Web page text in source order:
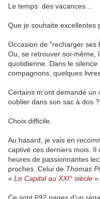
Le temps des vacances…
Que je souhaite excellentes
Occasion de "recharger ses
Ou, se retrouver soi-même,
quotidienne. Dans le
compagnons, quelques
Certains m’ont demandé
oublier dans son sac à dos
Choix difficile.
Au hasard, je vais en
captivé ces derniers mois. Il
heures de passionnantes
proches. Celui de Thomas
« Le Capital au XXI° siècle